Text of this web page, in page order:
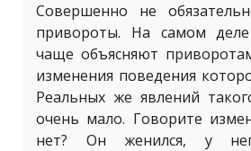
Совершенно не
привороты. На самом
чаще объясняют
изменения поведения
Реальных же явлений
очень мало. Говорите
нет? Он женился, у